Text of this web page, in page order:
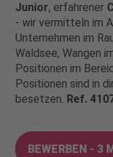
Junior, erfahrener
- wir vermitteln im
Unternehmen im
Waldsee, Wangen
Positionen im
Positionen sind in
besetzen. Ref.
BEWERBEN - 3